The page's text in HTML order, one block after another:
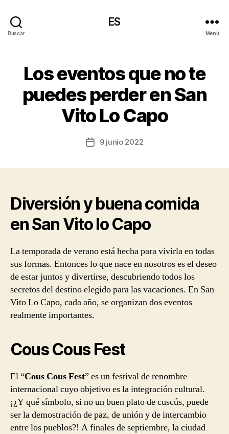
Buscar
ES
Menú
Los eventos que no te
puedes perder en San
Vito Lo Capo
Fecha9 junio 2022
Diversión y buena comida
en San Vito lo Capo
La temporada de verano está hecha para vivirla en todas
sus formas. Entonces lo que nace en nosotros es el deseo
de estar juntos y divertirse, descubriendo todos los
secretos del destino elegido para las vacaciones. En San
Vito Lo Capo, cada año, se organizan dos eventos
realmente importantes.
Cous Cous Fest
El “Cous Cous Fest” es un festival de renombre
internacional cuyo objetivo es la integración cultural.
¡¿Y qué símbolo, si no un buen plato de cuscús, puede
ser la demostración de paz, de unión y de intercambio
entre los pueblos?! A finales de septiembre, la ciudad